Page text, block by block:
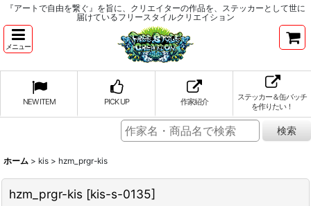
『アートで自由を繋ぐ』を旨に、クリエイターの作品を、ステッカーとして世に
届けているフリースタイルクリエイション
メニュー
NEW ITEM PICK UP 作家紹介
ステッカー＆缶バッチ
を作りたい！
ホーム > kis > hzm_prgr-kis
hzm_prgr-kis [kis-s-0135]